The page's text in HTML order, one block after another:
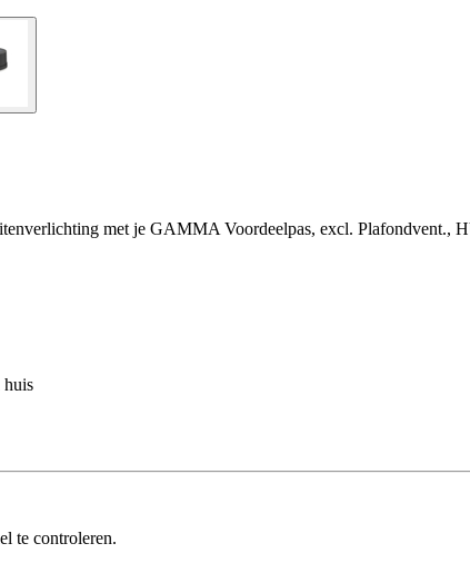
met je GAMMA Voordeelpas, excl. Plafondvent.,
huis
te controleren.